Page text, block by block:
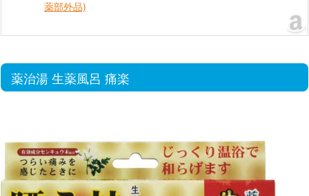
薬部外品)
薬治湯 生薬風呂 痛楽